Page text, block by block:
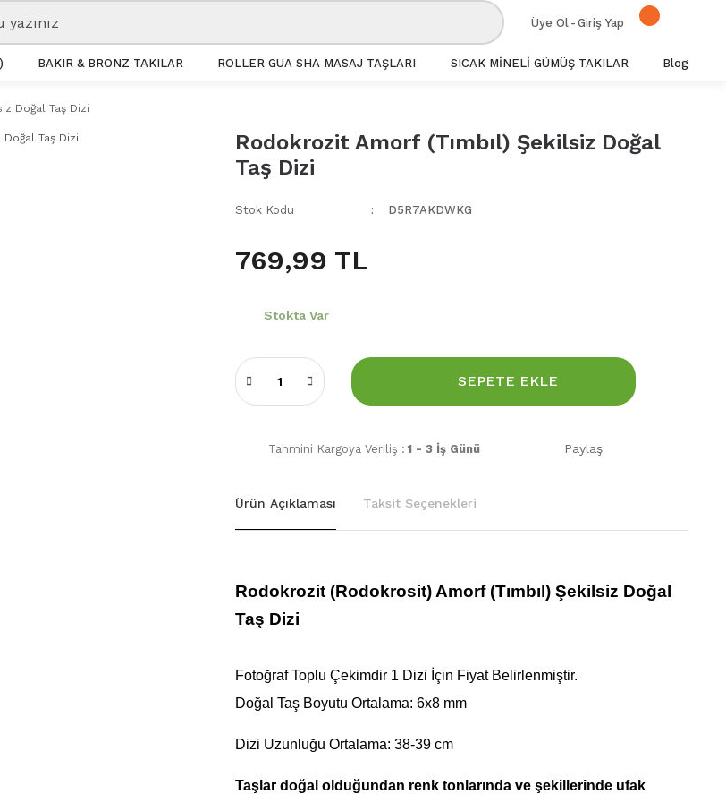
Üye Ol - Giriş Yap
BAKIR & BRONZ TAKILAR ROLLER GUA SHA MASAJ TAŞLARI SICAK MİNELİ GÜMÜŞ TAKILAR Blog
Doğal Taş Dizi
Rodokrozit Amorf (Tımbıl) Şekilsiz Doğal
Taş Dizi
Stok Kodu D5R7AKDWKG
769,99 TL
Stokta Var
SEPETE EKLE
Tahmini Kargoya Veriliş : 1 - 3 İş Günü Paylaş
Ürün Açıklaması Taksit Seçenekleri
Rodokrozit (Rodokrosit) Amorf (Tımbıl) Şekilsiz Doğal
Taş Dizi
Fotoğraf Toplu Çekimdir 1 Dizi İçin Fiyat Belirlenmiştir.
Doğal Taş Boyutu Ortalama: 6x8 mm
Dizi Uzunluğu Ortalama: 38-39 cm
Taşlar doğal olduğundan renk tonlarında ve şekillerinde ufak